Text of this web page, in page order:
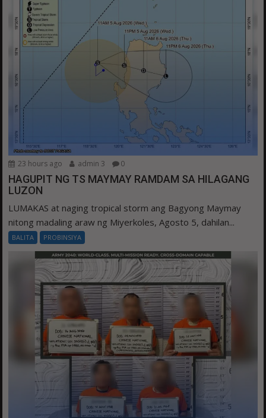
23 hours ago admin 3 0
HAGUPIT NG TS MAYMAY RAMDAM SA HILAGANG
LUZON
LUMAKAS at naging tropical storm ang Bagyong Maymay
nitong madaling araw ng Miyerkoles, Agosto 5, dahilan...
BALITA PROBINSIYA